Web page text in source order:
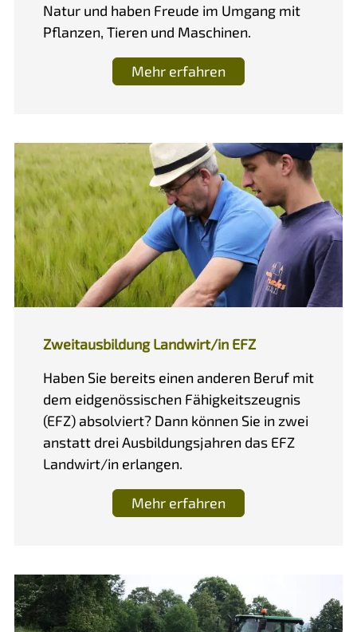
Natur und haben Freude im Umgang mit
Pflanzen, Tieren und Maschinen.
Mehr erfahren
Zweitausbildung Landwirt/in EFZ
Haben Sie bereits einen anderen Beruf mit
dem eidgenössischen Fähigkeitszeugnis
(EFZ) absolviert? Dann können Sie in zwei
anstatt drei Ausbildungsjahren das EFZ
Landwirt/in erlangen.
Mehr erfahren